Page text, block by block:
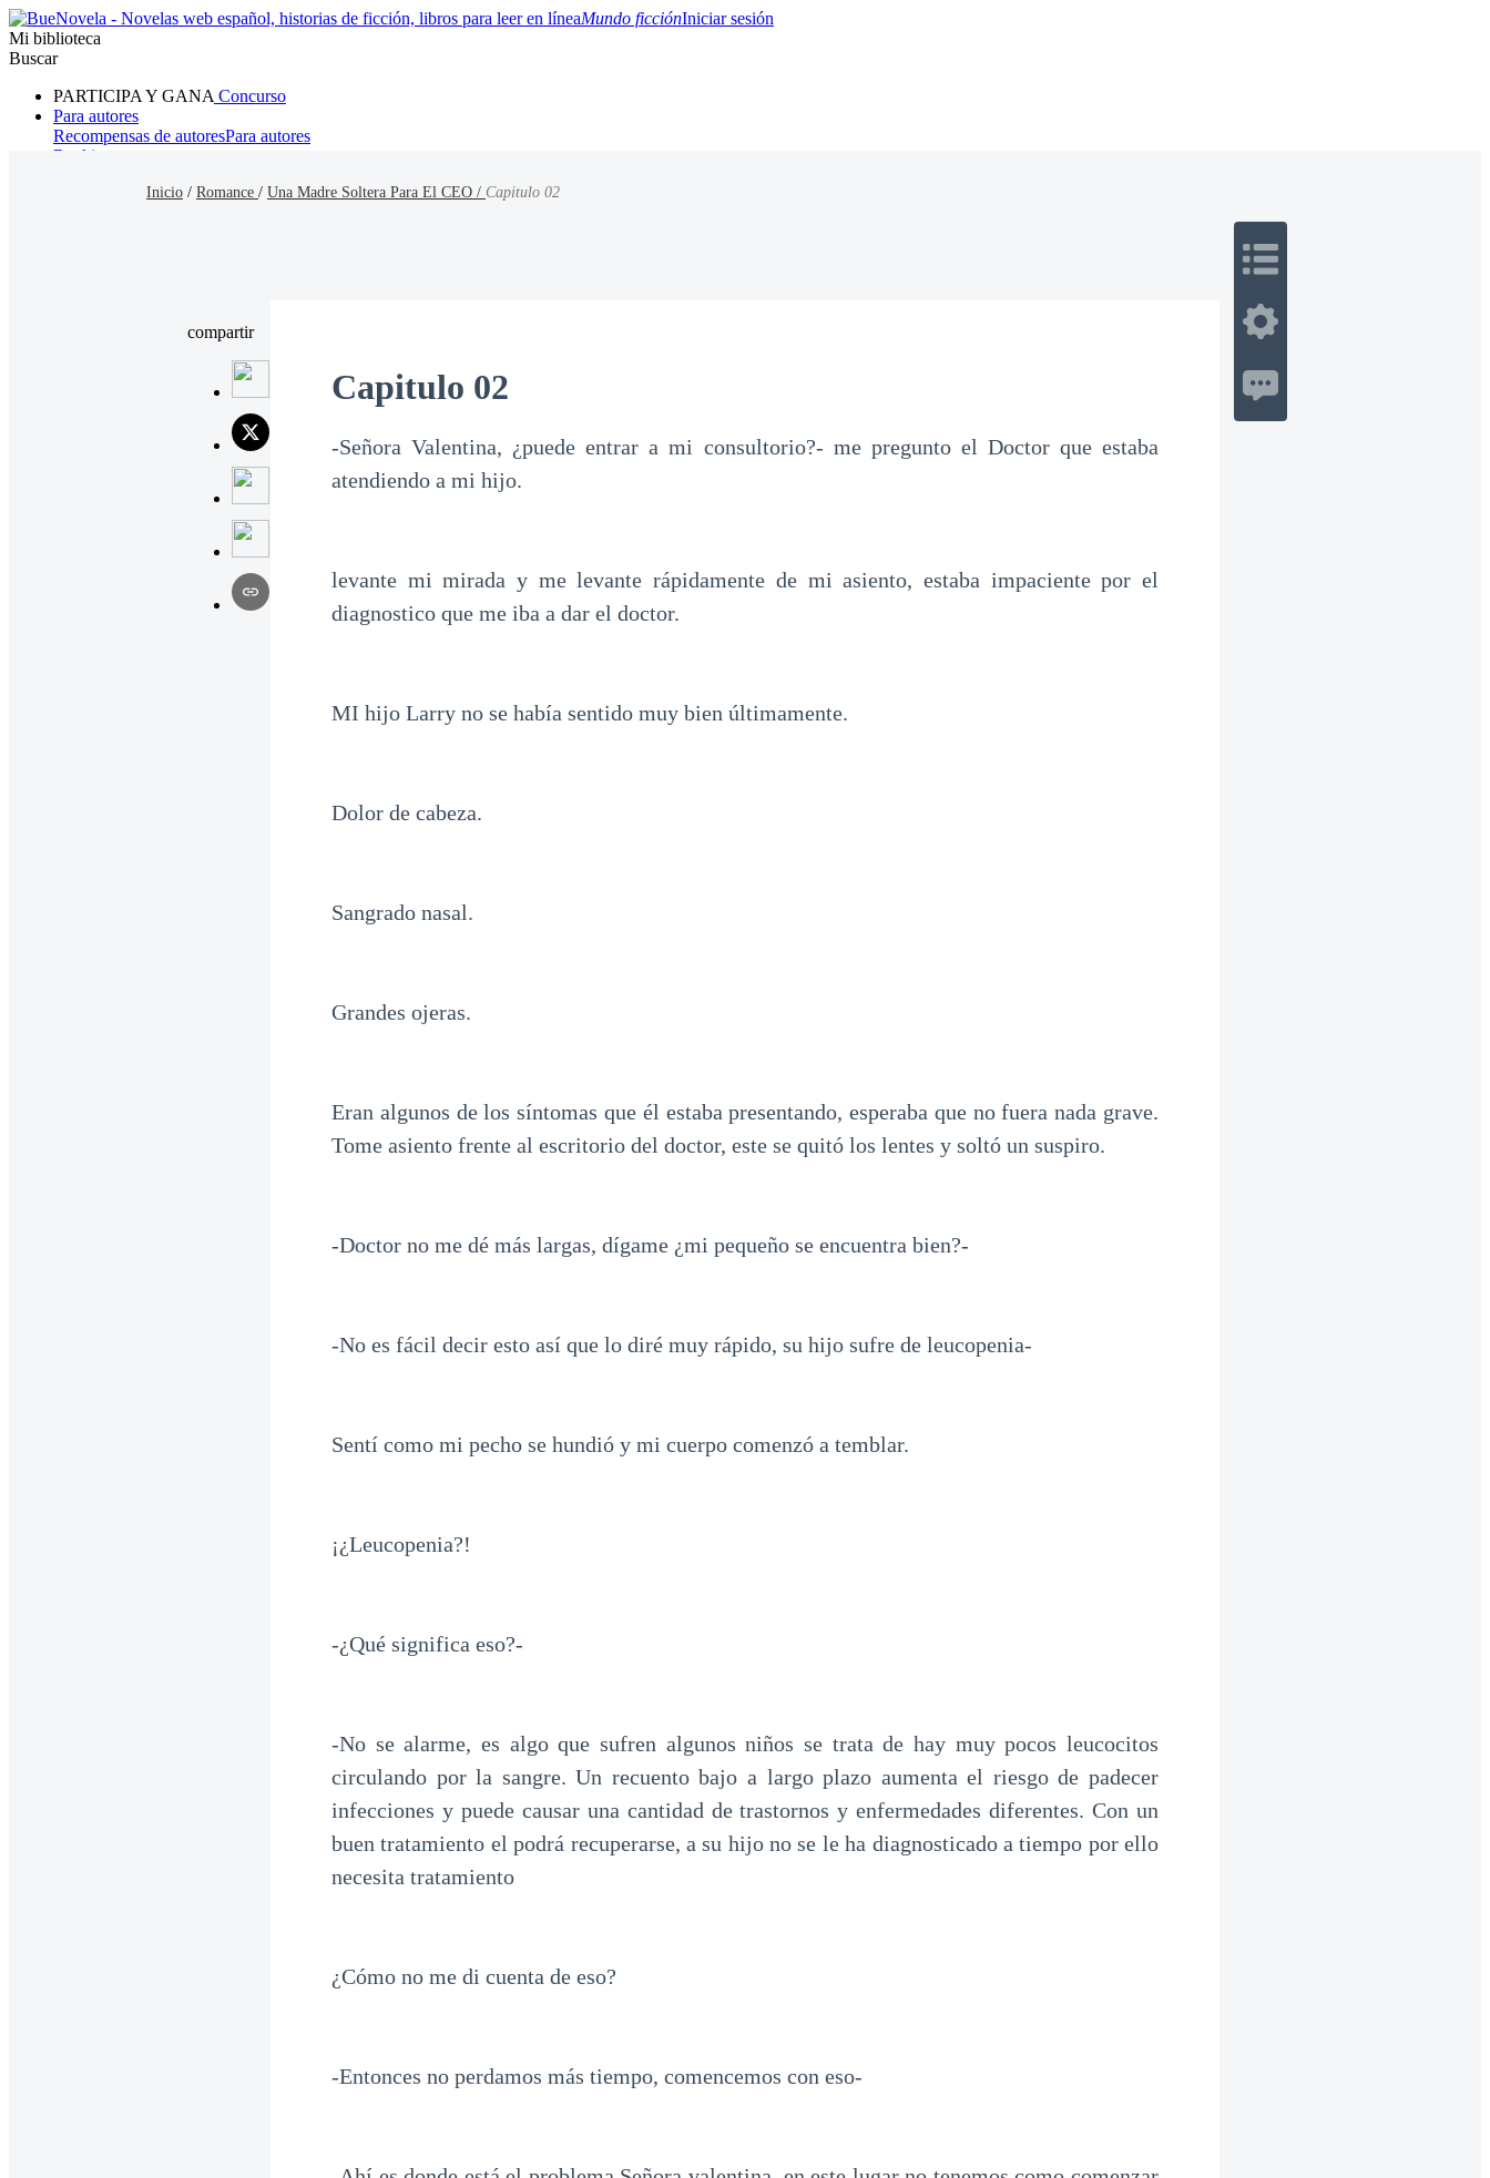
Mundo ficciónIniciar sesión
Mi biblioteca
Buscar
PARTICIPA Y GANA Concurso
Para autores
Recompensas de autoresPara autores
Ranking
Inicio / Romance / Una Madre Soltera Para El CEO / Capitulo 02
compartir
Capitulo 02
-Señora Valentina, ¿puede entrar a mi consultorio?- me pregunto el Doctor que estaba
atendiendo a mi hijo.
levante mi mirada y me levante rápidamente de mi asiento, estaba impaciente por el
diagnostico que me iba a dar el doctor.
MI hijo Larry no se había sentido muy bien últimamente.
Dolor de cabeza.
Sangrado nasal.
Grandes ojeras.
Eran algunos de los síntomas que él estaba presentando, esperaba que no fuera nada grave.
Tome asiento frente al escritorio del doctor, este se quitó los lentes y soltó un suspiro.
-Doctor no me dé más largas, dígame ¿mi pequeño se encuentra bien?-
-No es fácil decir esto así que lo diré muy rápido, su hijo sufre de leucopenia-
Sentí como mi pecho se hundió y mi cuerpo comenzó a temblar.
¡¿Leucopenia?!
-¿Qué significa eso?-
-No se alarme, es algo que sufren algunos niños se trata de hay muy pocos leucocitos
circulando por la sangre. Un recuento bajo a largo plazo aumenta el riesgo de padecer
infecciones y puede causar una cantidad de trastornos y enfermedades diferentes. Con un
buen tratamiento el podrá recuperarse, a su hijo no se le ha diagnosticado a tiempo por ello
necesita tratamiento
¿Cómo no me di cuenta de eso?
-Entonces no perdamos más tiempo, comencemos con eso-